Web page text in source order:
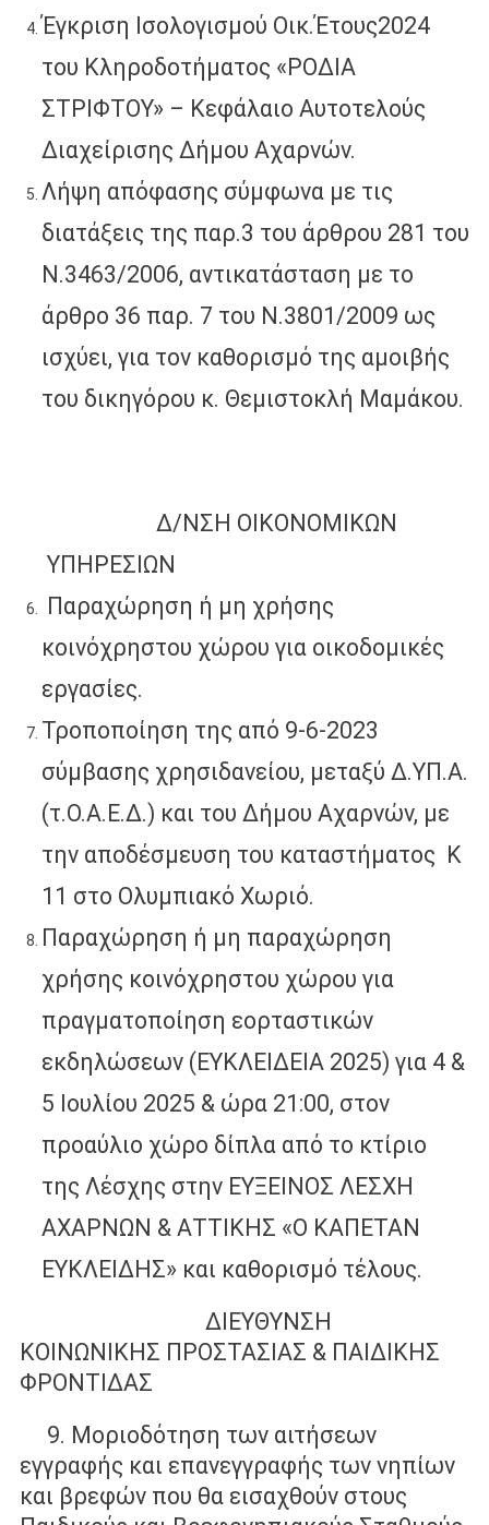
Έγκριση Ισολογισμού Οικ.Έτους2024
του Κληροδοτήματος «ΡΟΔΙΑ
ΣΤΡΙΦΤΟΥ» – Κεφάλαιο Αυτοτελούς
Διαχείρισης Δήμου Αχαρνών.
Λήψη απόφασης σύμφωνα με τις
διατάξεις της παρ.3 του άρθρου 281 του
Ν.3463/2006, αντικατάσταση με το
άρθρο 36 παρ. 7 του Ν.3801/2009 ως
ισχύει, για τον καθορισμό της αμοιβής
του δικηγόρου κ. Θεμιστοκλή Μαμάκου.
Δ/ΝΣΗ OIKONOMΙΚΩΝ
ΥΠΗΡΕΣΙΩΝ
Παραχώρηση ή μη χρήσης
κοινόχρηστου χώρου για οικοδομικές
εργασίες.
Τροποποίηση της από 9-6-2023
σύμβασης χρησιδανείου, μεταξύ Δ.ΥΠ.Α.
(τ.Ο.Α.Ε.Δ.) και του Δήμου Αχαρνών, με
την αποδέσμευση του καταστήματος Κ
11 στο Ολυμπιακό Χωριό.
Παραχώρηση ή μη παραχώρηση
χρήσης κοινόχρηστου χώρου για
πραγματοποίηση εορταστικών
εκδηλώσεων (ΕΥΚΛΕΙΔΕΙΑ 2025) για 4 &
5 Ιουλίου 2025 & ώρα 21:00, στον
προαύλιο χώρο δίπλα από το κτίριο
της Λέσχης στην ΕΥΞΕΙΝΟΣ ΛΕΣΧΗ
ΑΧΑΡΝΩΝ & ΑΤΤΙΚΗΣ «Ο ΚΑΠΕΤΑΝ
ΕΥΚΛΕΙΔΗΣ» και καθορισμό τέλους.
ΔΙΕΥΘΥΝΣΗ
ΚΟΙΝΩΝΙΚΗΣ ΠΡΟΣΤΑΣΙΑΣ & ΠΑΙΔΙΚΗΣ
ΦΡΟΝΤΙΔΑΣ
9. Μοριοδότηση των αιτήσεων
εγγραφής και επανεγγραφής των νηπίων
και βρεφών που θα εισαχθούν στους